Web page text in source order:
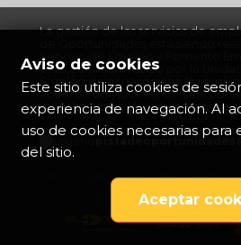
La gestión de los servicios de
Servicio de Empleo y Fomento
prestador autorizado por la
Empleo de acuerdo con la
acuerdo con lo anterior, será
colaboradores de esta
©Copyright 2026 Opain S.A Todos
aliado con
Aviso de cookies
Este sitio utiliza cookies de
experiencia de navegación. Al
uso de cookies necesarias
del sitio.
Aceptar